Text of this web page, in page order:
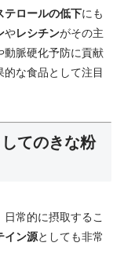
テロールの低下にも
やレシチンがその主
動脈硬化予防に貢献
な食品として注目
てのきな粉
日常的に摂取するこ
イン源としても非常